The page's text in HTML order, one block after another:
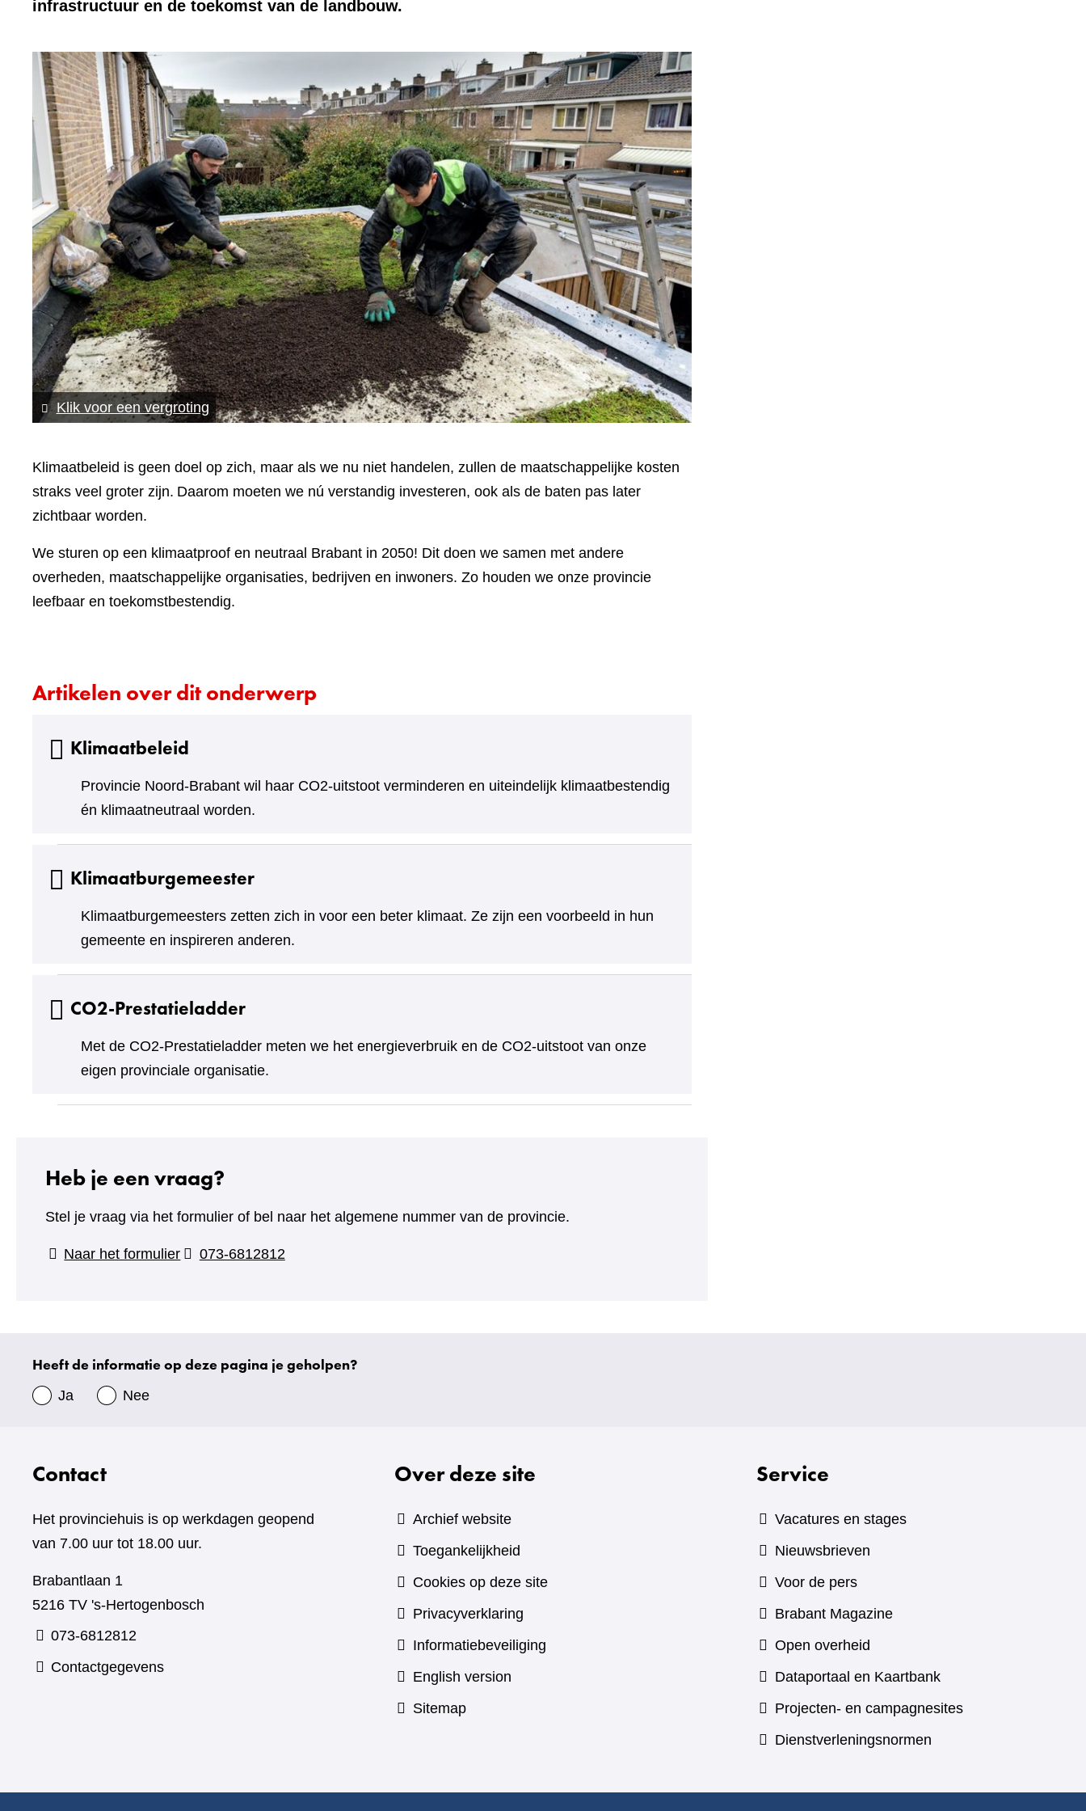
infrastructuur en de toekomst van de landbouw.
Klik voor een vergroting(afbeelding:
Klimaatbeleid is geen doel op zich, maar als we nu niet handelen, zullen de maatschappelijke kosten
straks veel groter zijn. Daarom moeten we nú verstandig investeren, ook als de baten pas later
zichtbaar worden.
We sturen op een klimaatproof en neutraal Brabant in 2050! Dit doen we samen met andere
overheden, maatschappelijke organisaties, bedrijven en inwoners. Zo houden we onze provincie
leefbaar en toekomstbestendig.
Artikelen over dit onderwerp
Klimaatbeleid
Provincie Noord-Brabant wil haar CO2-uitstoot verminderen en uiteindelijk klimaatbestendig
én klimaatneutraal worden.
Klimaatburgemeester
Klimaatburgemeesters zetten zich in voor een beter klimaat. Ze zijn een voorbeeld in hun
gemeente en inspireren anderen.
CO2-Prestatieladder
Met de CO2-Prestatieladder meten we het energieverbruik en de CO2-uitstoot van onze
eigen provinciale organisatie.
Heb je een vraag?
Stel je vraag via het formulier of bel naar het algemene nummer van de provincie.
Naar het formulier(verwijst
073-6812812
Uw
gegevens
Heeft de informatie op deze pagina je geholpen?
Ja Nee
Contact
Het provinciehuis is op werkdagen geopend
van 7.00 uur tot 18.00 uur.
Brabantlaan 1
5216 TV 's-Hertogenbosch
073-6812812
Contactgegevens
Over deze site
Archief website
Toegankelijkheid
Cookies op deze site
Privacyverklaring
Informatiebeveiliging
English version
Sitemap
Service
Vacatures en stages
Nieuwsbrieven
Voor de pers
Brabant Magazine(verwijst
andere
website)
Open overheid
Dataportaal en Kaartbank(verwijst
naar
Projecten- en campagnesites
Dienstverleningsnormen